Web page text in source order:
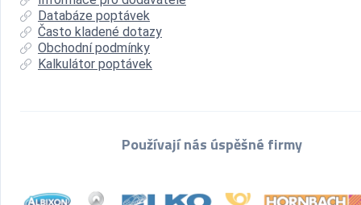
Databáze poptávek
Často kladené dotazy
Obchodní podmínky
Kalkulátor poptávek
Používají nás úspěšné firmy